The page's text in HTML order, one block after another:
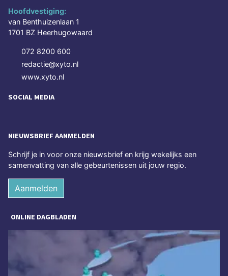
Hoofdvestiging:
van Benthuizenlaan 1
1701 BZ Heerhugowaard
072 8200 600
redactie@xyto.nl
www.xyto.nl
SOCIAL MEDIA
NIEUWSBRIEF AANMELDEN
Schrijf je in voor onze nieuwsbrief en krijg wekelijks een
samenvatting van alle gebeurtenissen uit jouw regio.
Aanmelden
ONLINE DAGBLADEN